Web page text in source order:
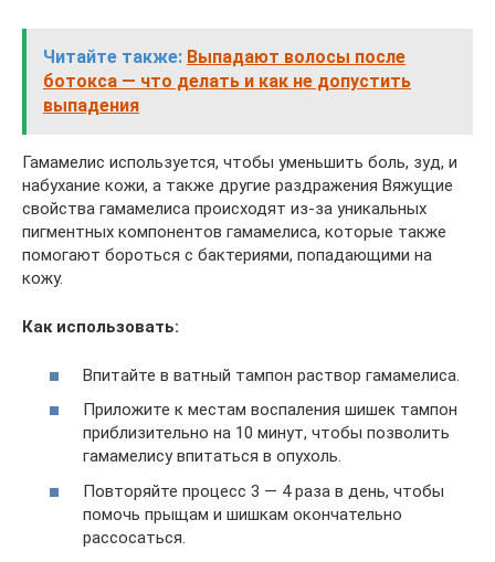
Читайте также: Выпадают волосы после
ботокса — что делать и как не допустить
выпадения
Гамамелис используется, чтобы уменьшить боль, зуд, и
набухание кожи, а также другие раздражения Вяжущие
свойства гамамелиса происходят из-за уникальных
пигментных компонентов гамамелиса, которые также
помогают бороться с бактериями, попадающими на
кожу.
Как использовать:
Впитайте в ватный тампон раствор гамамелиса.
Приложите к местам воспаления шишек тампон
приблизительно на 10 минут, чтобы позволить
гамамелису впитаться в опухоль.
Повторяйте процесс 3 — 4 раза в день, чтобы
помочь прыщам и шишкам окончательно
рассосаться.